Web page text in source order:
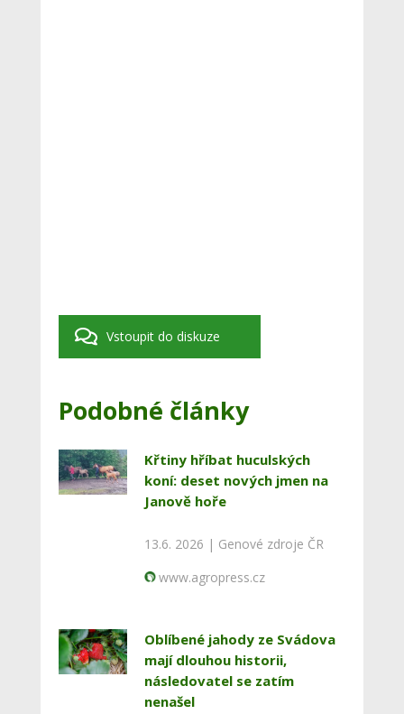
Vstoupit do diskuze
Podobné články
Křtiny hříbat huculských
koní: deset nových jmen na
Janově hoře
13.6. 2026 | Genové zdroje ČR
www.agropress.cz
Oblíbené jahody ze Svádova
mají dlouhou historii,
následovatel se zatím
nenašel